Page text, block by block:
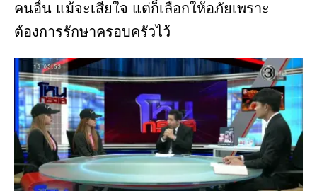
คนอื่น แม้จะเสียใจ แต่ก็เลือกให้อภัยเพราะ
ต้องการรักษาครอบครัวไว้